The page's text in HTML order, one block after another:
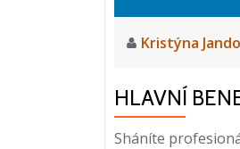
Kristýna
HLAVNÍ
Sháníte